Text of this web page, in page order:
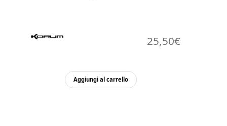
25,50€
Aggiungi al carrello